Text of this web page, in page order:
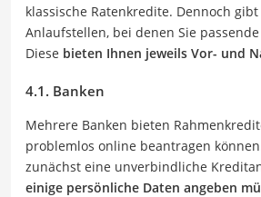
klassische Ratenkredite. Dennoch
Anlaufstellen, bei denen Sie
Diese bieten Ihnen jeweils Vor- und
4.1. Banken
Mehrere Banken bieten
problemlos online beantragen
zunächst eine unverbindliche
einige persönliche Daten angeben